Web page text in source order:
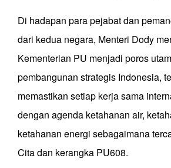
Di hadapan para pejabat dan
dari kedua negara, Menteri Dody
Kementerian PU menjadi poros
pembangunan strategis Indonesia,
memastikan setiap kerja sama
dengan agenda ketahanan air,
ketahanan energi sebagaimana
Cita dan kerangka PU608.